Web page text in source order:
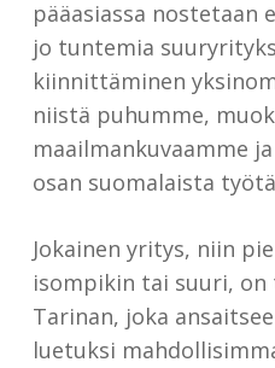
pääasiassa nostetaan
jo tuntemia
kiinnittäminen
niistä puhumme,
maailmankuvaamme
osan suomalaista
Jokainen yritys, niin
isompikin tai suuri, on
Tarinan, joka
luetuksi